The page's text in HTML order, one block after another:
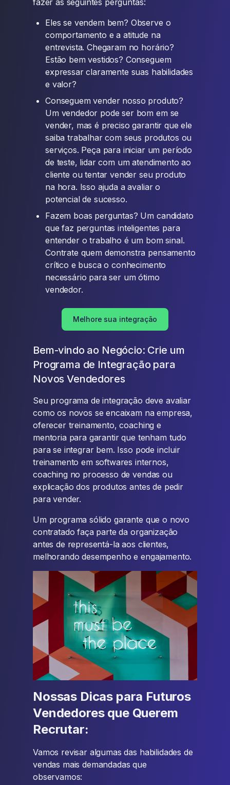
fazer as seguintes perguntas:
Eles se vendem bem? Observe o
comportamento e a atitude na
entrevista. Chegaram no horário?
Estão bem vestidos? Conseguem
expressar claramente suas habilidades
e valor?
Conseguem vender nosso produto?
Um vendedor pode ser bom em se
vender, mas é preciso garantir que ele
saiba trabalhar com seus produtos ou
serviços. Peça para iniciar um período
de teste, lidar com um atendimento ao
cliente ou tentar vender seu produto
na hora. Isso ajuda a avaliar o
potencial de sucesso.
Fazem boas perguntas? Um candidato
que faz perguntas inteligentes para
entender o trabalho é um bom sinal.
Contrate quem demonstra pensamento
crítico e busca o conhecimento
necessário para ser um ótimo
vendedor.
Melhore sua integração
Bem-vindo ao Negócio: Crie um
Programa de Integração para
Novos Vendedores
Seu programa de integração deve avaliar
como os novos se encaixam na empresa,
oferecer treinamento, coaching e
mentoria para garantir que tenham tudo
para se integrar bem. Isso pode incluir
treinamento em softwares internos,
coaching no processo de vendas ou
explicação dos produtos antes de pedir
para vender.
Um programa sólido garante que o novo
contratado faça parte da organização
antes de representá-la aos clientes,
melhorando desempenho e engajamento.
Nossas Dicas para Futuros
Vendedores que Querem
Recrutar:
Vamos revisar algumas das habilidades de
vendas mais demandadas que
observamos: